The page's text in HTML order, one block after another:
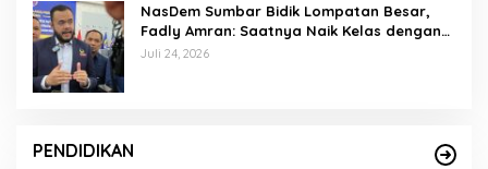
NasDem Sumbar Bidik Lompatan Besar,
Fadly Amran: Saatnya Naik Kelas dengan
Kader Berkualitas
Juli 24, 2026
PENDIDIKAN